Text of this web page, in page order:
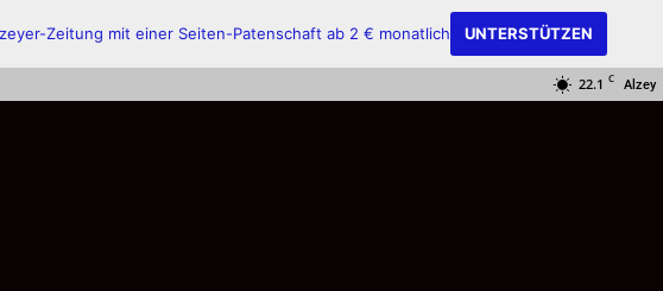
22.1 C Alzey
Zeitung mit einer Seiten-Patenschaft ab 2 € monatlich UNTERSTÜTZEN